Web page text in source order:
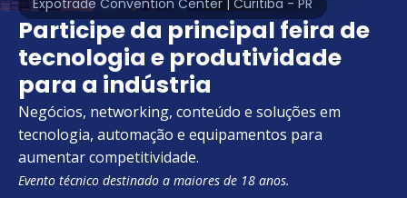
Expotrade Convention Center | Curitiba - PR
Participe da principal feira de
tecnologia e produtividade
para a indústria
Negócios, networking, conteúdo e soluções em
tecnologia, automação e equipamentos para
aumentar competitividade.
Evento técnico destinado a maiores de 18 anos.